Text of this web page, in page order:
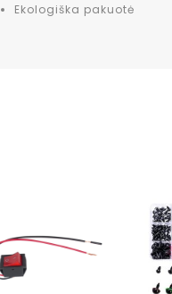
Ekologiška pakuotė